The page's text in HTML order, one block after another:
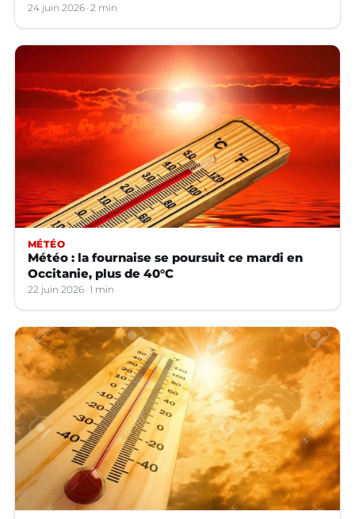
24 juin 2026 2 min
MÉTÉO
Météo : la fournaise se poursuit ce mardi en
Occitanie, plus de 40°C
22 juin 2026 1 min